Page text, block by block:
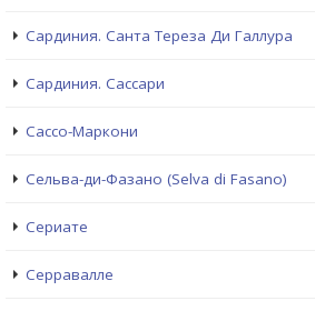
Сардиния. Санта Тереза Ди Галлура
Сардиния. Сассари
Сассо-Маркони
Сельва-ди-Фазано (Selva di Fasano)
Сериате
Серравалле